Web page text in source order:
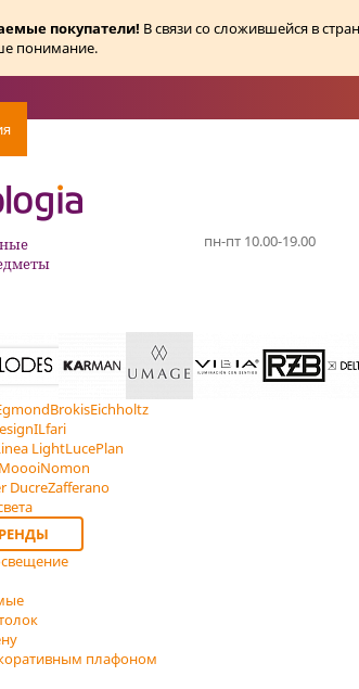
покупатели! В связи со сложившейся в
понимание.
пн-пт 10.00-19.00
BrokisEichholtz
ILfari
LightLucePlan
MoooiNomon
DucreZafferano
плафоном